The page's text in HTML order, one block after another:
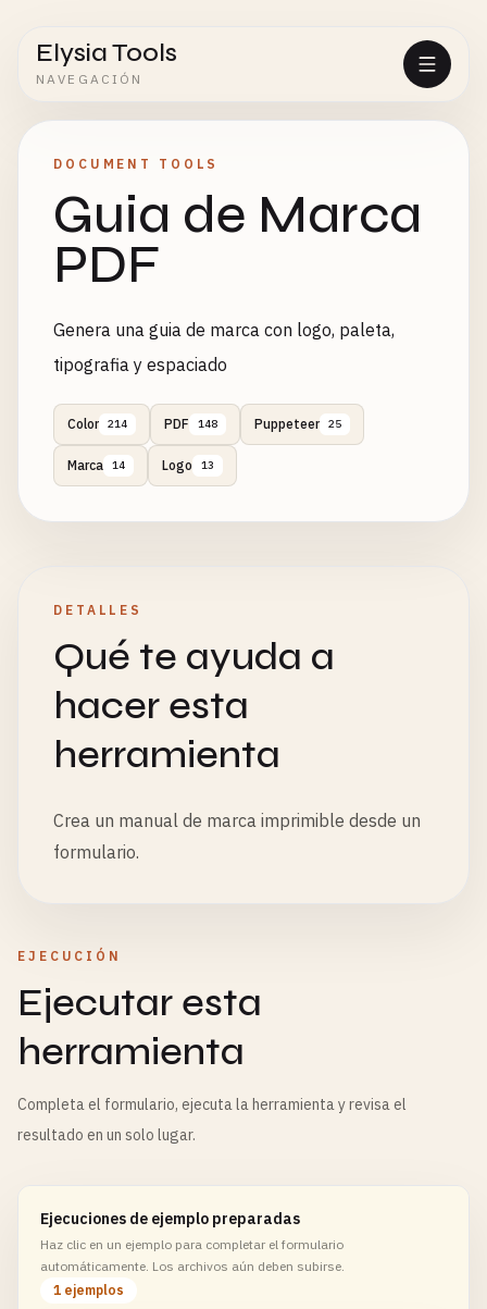
Elysia Tools
NAVEGACIÓN
DOCUMENT TOOLS
Guia de Marca
PDF
Genera una guia de marca con logo, paleta,
tipografia y espaciado
Color 214 PDF 148 Puppeteer 25
Marca 14 Logo 13
DETALLES
Qué te ayuda a
hacer esta
herramienta
Crea un manual de marca imprimible desde un
formulario.
EJECUCIÓN
Ejecutar esta
herramienta
Completa el formulario, ejecuta la herramienta y revisa el
resultado en un solo lugar.
Ejecuciones de ejemplo preparadas
Haz clic en un ejemplo para completar el formulario
automáticamente. Los archivos aún deben subirse.
1 ejemplos